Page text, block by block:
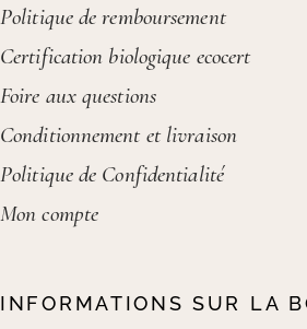
Politique de remboursement
Certification biologique ecocert
Foire aux questions
Conditionnement et livraison
Politique de Confidentialité
Mon compte
INFORMATIONS SUR LA